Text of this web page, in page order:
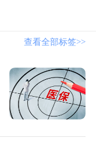
查看全部标签>>